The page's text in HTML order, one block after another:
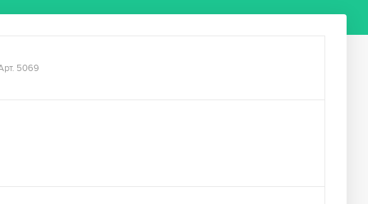
5069